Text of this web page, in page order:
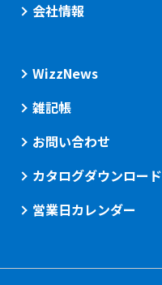
会社情報
WizzNews
雑記帳
お問い合わせ
カタログダウンロード
営業日カレンダー